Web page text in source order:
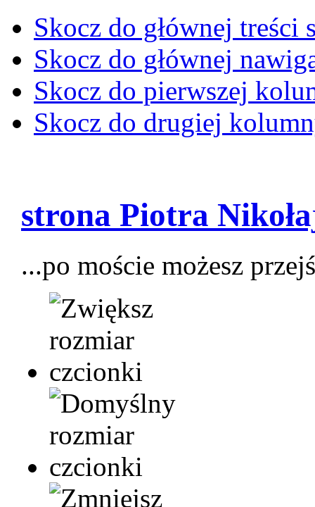
Skocz do głównej treści
Skocz do głównej
Skocz do pierwszej
Skocz do drugiej
strona Piotra
...po moście możesz